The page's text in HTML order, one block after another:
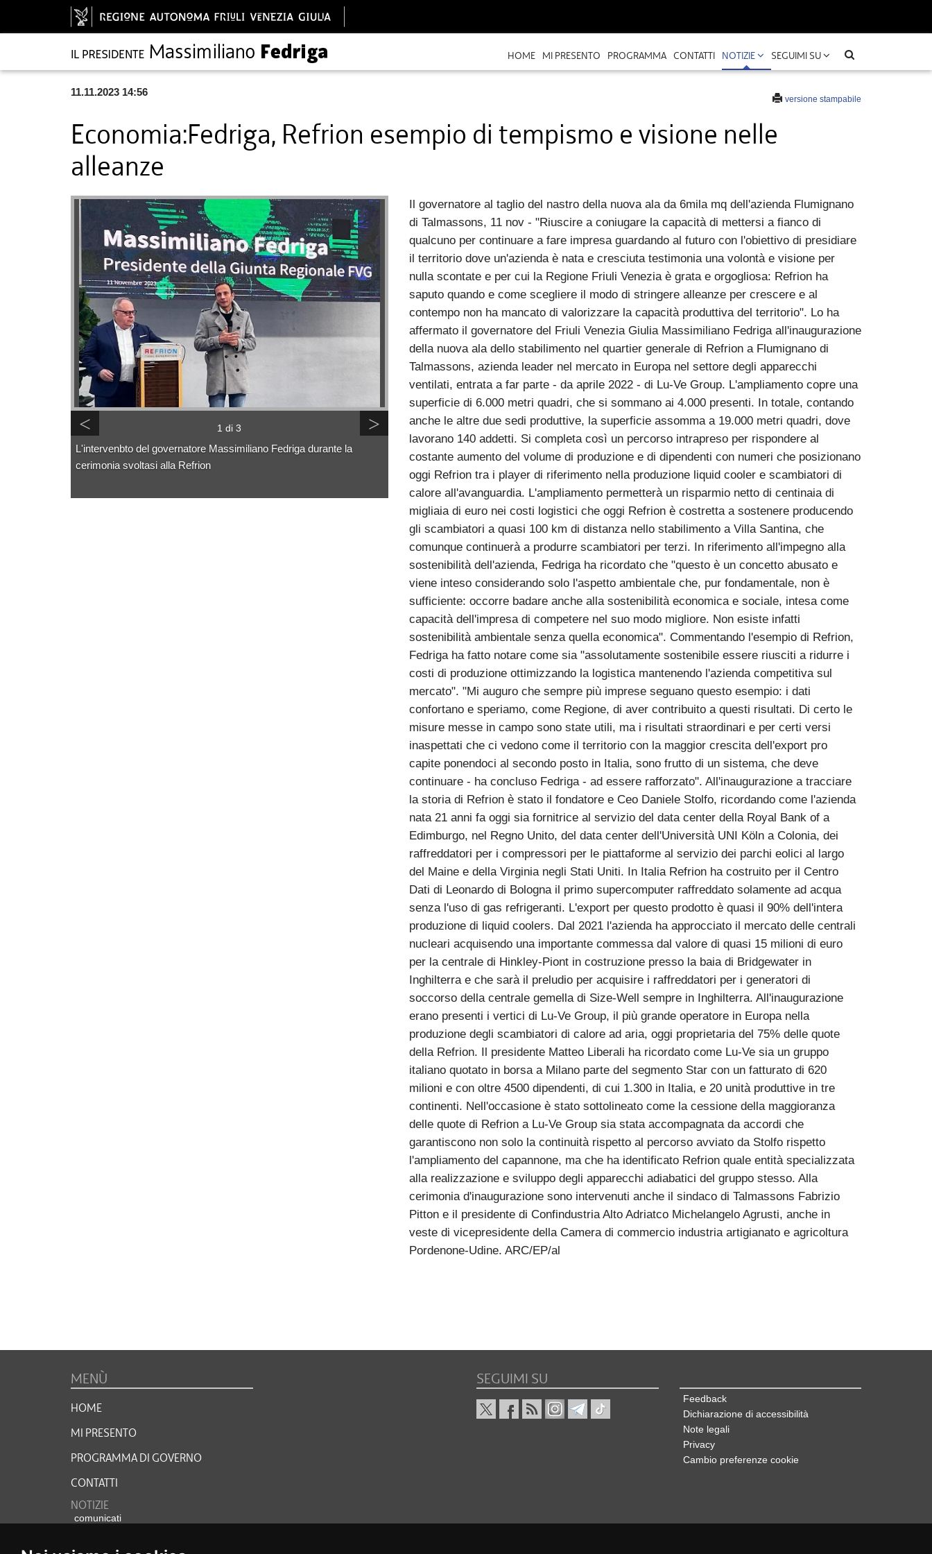
HOME MI PRESENTO PROGRAMMA CONTATTI NOTIZIE SEGUIMI SU
versione stampabile
11.11.2023 14:56
Economia:Fedriga, Refrion esempio di tempismo e visione nelle
alleanze
< 1 di 3 >
L'intervenbto del governatore Massimiliano Fedriga durante la
cerimonia svoltasi alla Refrion
Il governatore al taglio del nastro della nuova ala da 6mila mq dell'azienda Flumignano
di Talmassons, 11 nov - "Riuscire a coniugare la capacità di mettersi a fianco di
qualcuno per continuare a fare impresa guardando al futuro con l'obiettivo di presidiare
il territorio dove un'azienda è nata e cresciuta testimonia una volontà e visione per
nulla scontate e per cui la Regione Friuli Venezia è grata e orgogliosa: Refrion ha
saputo quando e come scegliere il modo di stringere alleanze per crescere e al
contempo non ha mancato di valorizzare la capacità produttiva del territorio". Lo ha
affermato il governatore del Friuli Venezia Giulia Massimiliano Fedriga all'inaugurazione
della nuova ala dello stabilimento nel quartier generale di Refrion a Flumignano di
Talmassons, azienda leader nel mercato in Europa nel settore degli apparecchi
ventilati, entrata a far parte - da aprile 2022 - di Lu-Ve Group. L'ampliamento copre una
superficie di 6.000 metri quadri, che si sommano ai 4.000 presenti. In totale, contando
anche le altre due sedi produttive, la superficie assomma a 19.000 metri quadri, dove
lavorano 140 addetti. Si completa così un percorso intrapreso per rispondere al
costante aumento del volume di produzione e di dipendenti con numeri che posizionano
oggi Refrion tra i player di riferimento nella produzione liquid cooler e scambiatori di
calore all'avanguardia. L'ampliamento permetterà un risparmio netto di centinaia di
migliaia di euro nei costi logistici che oggi Refrion è costretta a sostenere producendo
gli scambiatori a quasi 100 km di distanza nello stabilimento a Villa Santina, che
comunque continuerà a produrre scambiatori per terzi. In riferimento all'impegno alla
sostenibilità dell'azienda, Fedriga ha ricordato che "questo è un concetto abusato e
viene inteso considerando solo l'aspetto ambientale che, pur fondamentale, non è
sufficiente: occorre badare anche alla sostenibilità economica e sociale, intesa come
capacità dell'impresa di competere nel suo modo migliore. Non esiste infatti
sostenibilità ambientale senza quella economica". Commentando l'esempio di Refrion,
Fedriga ha fatto notare come sia "assolutamente sostenibile essere riusciti a ridurre i
costi di produzione ottimizzando la logistica mantenendo l'azienda competitiva sul
mercato". "Mi auguro che sempre più imprese seguano questo esempio: i dati
confortano e speriamo, come Regione, di aver contribuito a questi risultati. Di certo le
misure messe in campo sono state utili, ma i risultati straordinari e per certi versi
inaspettati che ci vedono come il territorio con la maggior crescita dell'export pro
capite ponendoci al secondo posto in Italia, sono frutto di un sistema, che deve
continuare - ha concluso Fedriga - ad essere rafforzato". All'inaugurazione a tracciare
la storia di Refrion è stato il fondatore e Ceo Daniele Stolfo, ricordando come l'azienda
nata 21 anni fa oggi sia fornitrice al servizio del data center della Royal Bank of a
Edimburgo, nel Regno Unito, del data center dell'Università UNI Köln a Colonia, dei
raffreddatori per i compressori per le piattaforme al servizio dei parchi eolici al largo
del Maine e della Virginia negli Stati Uniti. In Italia Refrion ha costruito per il Centro
Dati di Leonardo di Bologna il primo supercomputer raffreddato solamente ad acqua
senza l'uso di gas refrigeranti. L'export per questo prodotto è quasi il 90% dell'intera
produzione di liquid coolers. Dal 2021 l'azienda ha approcciato il mercato delle centrali
nucleari acquisendo una importante commessa dal valore di quasi 15 milioni di euro
per la centrale di Hinkley-Piont in costruzione presso la baia di Bridgewater in
Inghilterra e che sarà il preludio per acquisire i raffreddatori per i generatori di
soccorso della centrale gemella di Size-Well sempre in Inghilterra. All'inaugurazione
erano presenti i vertici di Lu-Ve Group, il più grande operatore in Europa nella
produzione degli scambiatori di calore ad aria, oggi proprietaria del 75% delle quote
della Refrion. Il presidente Matteo Liberali ha ricordato come Lu-Ve sia un gruppo
italiano quotato in borsa a Milano parte del segmento Star con un fatturato di 620
milioni e con oltre 4500 dipendenti, di cui 1.300 in Italia, e 20 unità produttive in tre
continenti. Nell'occasione è stato sottolineato come la cessione della maggioranza
delle quote di Refrion a Lu-Ve Group sia stata accompagnata da accordi che
garantiscono non solo la continuità rispetto al percorso avviato da Stolfo rispetto
l'ampliamento del capannone, ma che ha identificato Refrion quale entità specializzata
alla realizzazione e sviluppo degli apparecchi adiabatici del gruppo stesso. Alla
cerimonia d'inaugurazione sono intervenuti anche il sindaco di Talmassons Fabrizio
Pitton e il presidente di Confindustria Alto Adriatco Michelangelo Agrusti, anche in
veste di vicepresidente della Camera di commercio industria artigianato e agricoltura
Pordenone-Udine. ARC/EP/al
MENÙ
HOME
MI PRESENTO
PROGRAMMA DI GOVERNO
CONTATTI
NOTIZIE
comunicati
foto
SEGUIMI SU
Feedback
Dichiarazione di accessibilità
Note legali
Privacy
Cambio preferenze cookie